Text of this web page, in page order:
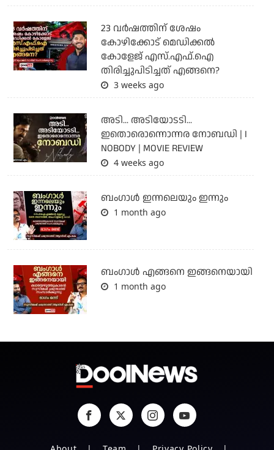
23 വർഷത്തിന് ശേഷം
കോഴിക്കോട് മെഡിക്കൽ
കോളേജ് എസ്.എഫ്.ഐ
തിരിച്ചുപിടിച്ചത് എങ്ങനെ?
3 weeks ago
അടി... അടിയോടടി...
ഇതൊരൊന്നൊന്നര നോബഡി | I
NOBODY | MOVIE REVIEW
4 weeks ago
ബംഗാള്‍ ഇന്നലെയും ഇന്നും
1 month ago
ബം​ഗാൾ എങ്ങനെ ഇങ്ങനെയായി
1 month ago